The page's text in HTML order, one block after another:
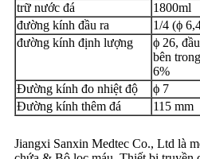
trữ nước đá
1800ml
đường kính đầu ra
1/4 (ϕ
đường kính định lượng
ϕ 26,
bên
6%
Đường kính đo nhiệt độ ϕ 7
Đường kính thêm đá
115 mm
Jiangxi Sanxin Medtec Co., Ltd là